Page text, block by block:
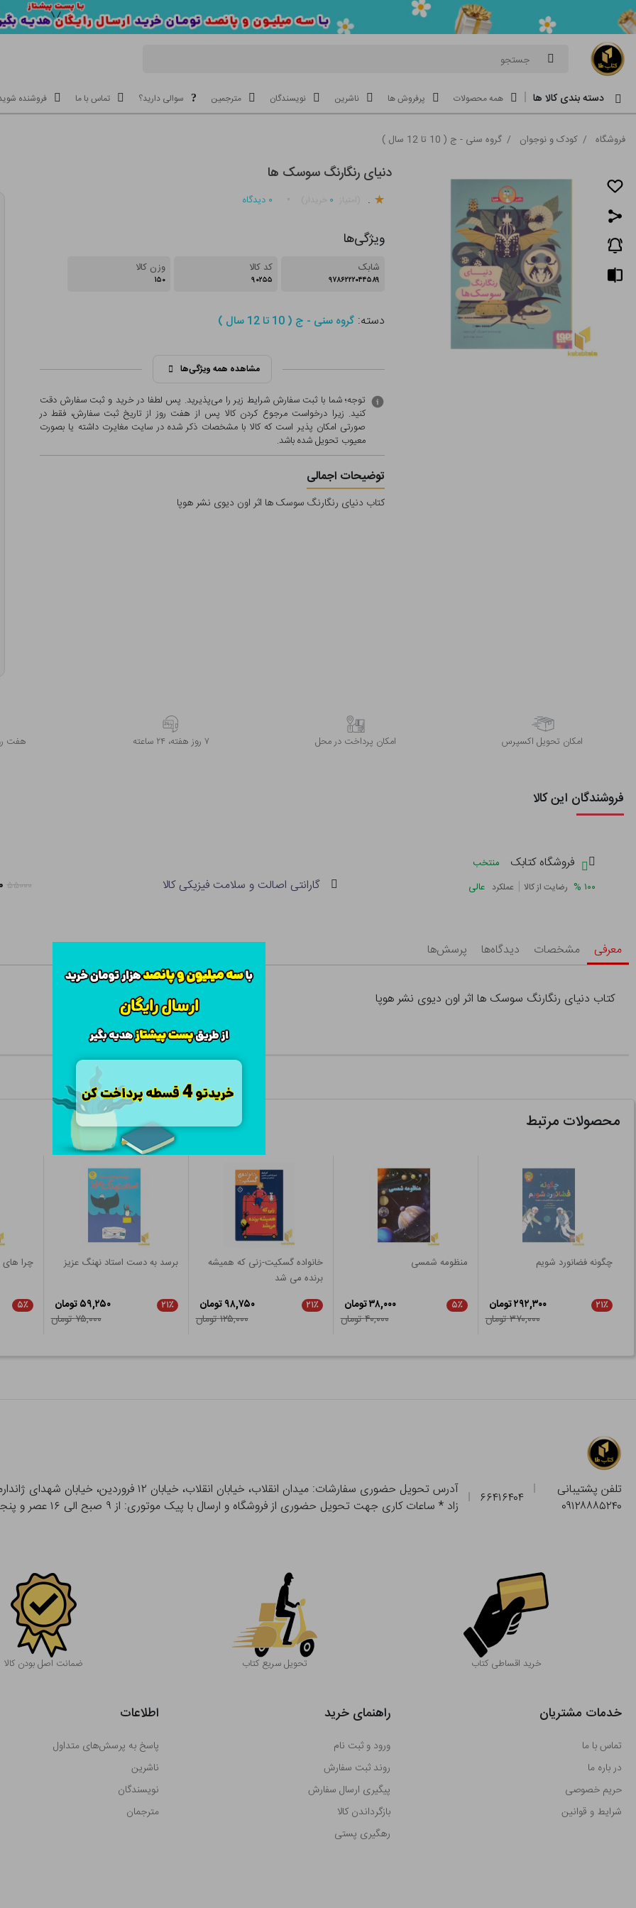
جستجو
دسته بندی کالا ها همه محصولات پرفروش ها ناشرین نویسندگان مترجمین سوالی دارید؟ تماس با ما فروشنده
فروشگاه / کودک و نوجوان / گروه سنی - ج ( 10 تا 12 سال )
دنیای رنگارنگ سوسک ها
. ۰ ۰ دیدگاه
ویژگی‌ها
شابک
۹۷۸۶۲۲۲۰۴۴۵۸۹
کد کالا
۹۰۲۵۵
وزن کالا
۱۵۰
دسته: گروه سنی - ج ( 10 تا 12 سال )
مشاهده همه ویژگی‌ها
توجه؛ شما با ثبت سفارش شرایط زیر را می‌پذیرید. پس لطفا در خرید و ثبت سفارش دقت
کنید. زیرا درخواست مرجوع کردن کالا پس از هفت روز از تاریخ ثبت سفارش، فقط در
صورتی امکان پذیر است که کالا با مشخصات ذکر شده در سایت مغایرت داشته یا بصورت
معيوب تحویل شده باشد.
توضیحات اجمالی
کتاب دنیای رنگارنگ سوسک ها اثر اون دیوی نشر هوپا
اﻣﮑﺎن ﺗﺤﻮﯾﻞ اﮐﺴﭙﺮس امکان پرداخت در محل ۷ روز ﻫﻔﺘﻪ، ۲۴ ﺳﺎﻋﺘﻪ هفت
فروشندگان این کالا
فروشگاه کتابک
منتخب
۱۰۰ % رضایت از کالا | عملکرد عالی گارانتی اصالت و سلامت فیزیکی کالا ۵۵۰۰۰
معرفی مشخصات دیدگاه‌ها پرسش‌ها
کتاب دنیای رنگارنگ سوسک ها اثر اون دیوی نشر هوپا
محصولات مرتبط
چگونه فضانورد شویم
۲۱٪
۲۹۲,۳۰۰ تومان
۳۷۰,۰۰۰ تومان
منظومه شمسی
۵٪
۳۸,۰۰۰ تومان
۴۰,۰۰۰ تومان
خانواده گسکیت-زنی که همیشه
برنده می شد
۲۱٪
۹۸,۷۵۰ تومان
۱۲۵,۰۰۰ تومان
برسد به دست استاد نهنگ عزیز
۲۱٪
۵۹,۲۵۰ تومان
۷۵,۰۰۰ تومان
چرا های
۵٪
تلفن پشتیبانی
۰۹۱۲۸۸۸۵۲۴۰
۶۶۴۱۶۴۰۴
زاد * ساعات کاری جهت تحویل حضوری از فروشگاه و ارسال با پیک موتوری: از ۹ صبح الی ۱۶ عصر و پنجشنبه ها تا ۱۲
خرید اقساطی کتاب تحویل سریع کتاب
بصورت حضوری از آدرس تحویل حضوری سفارش خود را بدون هیچ هزینه ای تحویل بگیرید.
ضمانت اصل بودن کالا
خدمات مشتریان
تماس با ما
در باره ما
حریم خصوصی
شرایط و قوانین
راهنمای خرید
ورود و ثبت نام
روند ثبت سفارش
پیگیری ارسال سفارش
بازگرداندن کالا
رهگیری پستی
اطلاعات
پاسخ به پرسش‌های متداول
ناشرین
نویسندگان
مترجمان